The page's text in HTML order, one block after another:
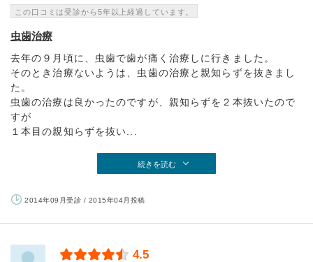
この口コミは受診から5年以上経過しています。
虫歯治療
去年の９月頃に、虫歯で歯が痛く治療しに行きました。
そのとき治療ないようは、虫歯の治療と親知らずを抜きまし
た。
虫歯の治療は良かったのですが、親知らずを２本抜いたので
すが
１本目の親知らずを抜い...
続きを読む
2014年09月受診 / 2015年04月投稿
4.5